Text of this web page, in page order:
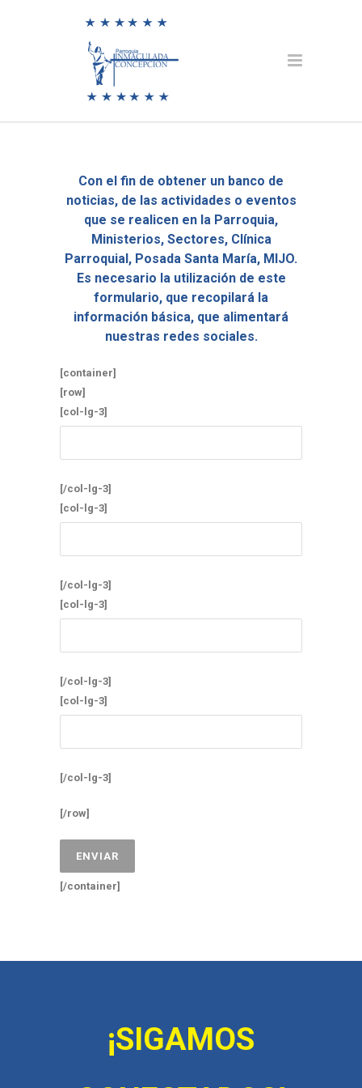
Con el fin de obtener un banco de
noticias, de las actividades o eventos
que se realicen en la Parroquia,
Ministerios, Sectores, Clínica
Parroquial, Posada Santa María, MIJO.
Es necesario la utilización de este
formulario, que recopilará la
información básica, que alimentará
nuestras redes sociales.
[container]
[row]
[col-lg-3]
[/col-lg-3]
[col-lg-3]
[/col-lg-3]
[col-lg-3]
[/col-lg-3]
[col-lg-3]
[/col-lg-3]
[/row]
[/container]
¡SIGAMOS